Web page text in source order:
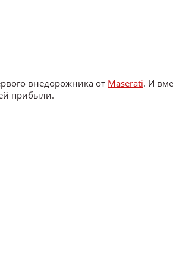
внедорожника от Maserati. И
прибыли.